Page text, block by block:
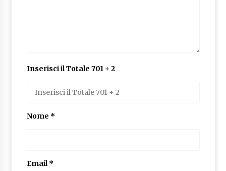
Inserisci il Totale 701 + 2
Nome *
Email*